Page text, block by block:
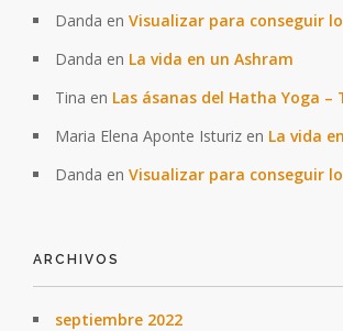
Danda en Visualizar para conseguir
Danda en La vida en un Ashram
Tina en Las ásanas del Hatha Yoga –
Maria Elena Aponte Isturiz en La vida
Danda en Visualizar para conseguir
ARCHIVOS
septiembre 2022